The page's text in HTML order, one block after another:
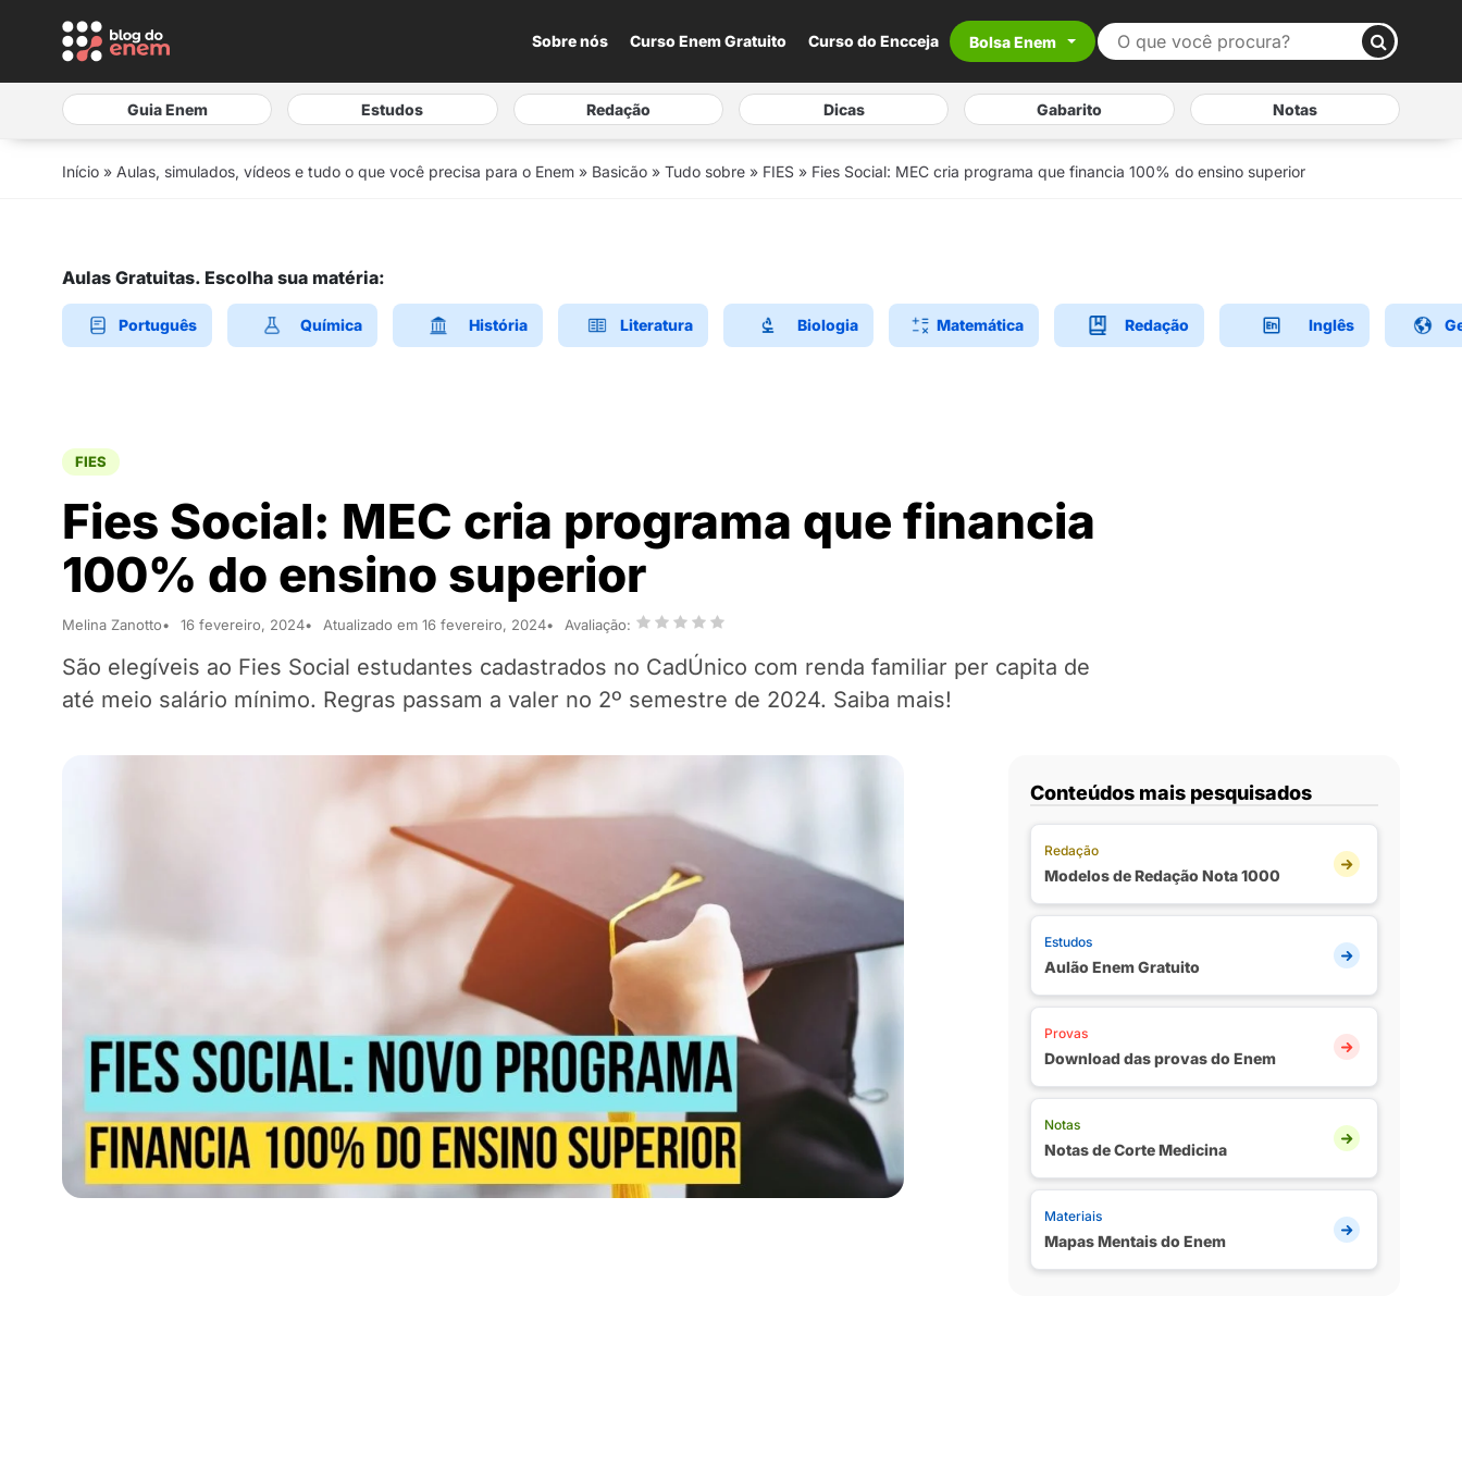
Sobre nós Curso Enem Gratuito Curso do Encceja Bolsa Enem
Guia Enem Estudos Redação Dicas Gabarito Notas
Início » Aulas, simulados, vídeos e tudo o que você precisa para o Enem » Basicão » Tudo sobre » FIES » Fies Social: MEC cria programa que financia 100% do ensino superior
Aulas Gratuitas. Escolha sua matéria:
Português Química História Literatura Biologia Matemática Redação Inglês
FIES
Fies Social: MEC cria programa que financia
100% do ensino superior
Melina Zanotto 16 fevereiro, 2024 Atualizado em 16 fevereiro, 2024 Avaliação:
São elegíveis ao Fies Social estudantes cadastrados no CadÚnico com renda familiar per capita de
até meio salário mínimo. Regras passam a valer no 2º semestre de 2024. Saiba mais!
Conteúdos mais pesquisados
Redação
Modelos de Redação Nota 1000
Estudos
Aulão Enem Gratuito
Provas
Download das provas do Enem
Notas
Notas de Corte Medicina
Materiais
Mapas Mentais do Enem